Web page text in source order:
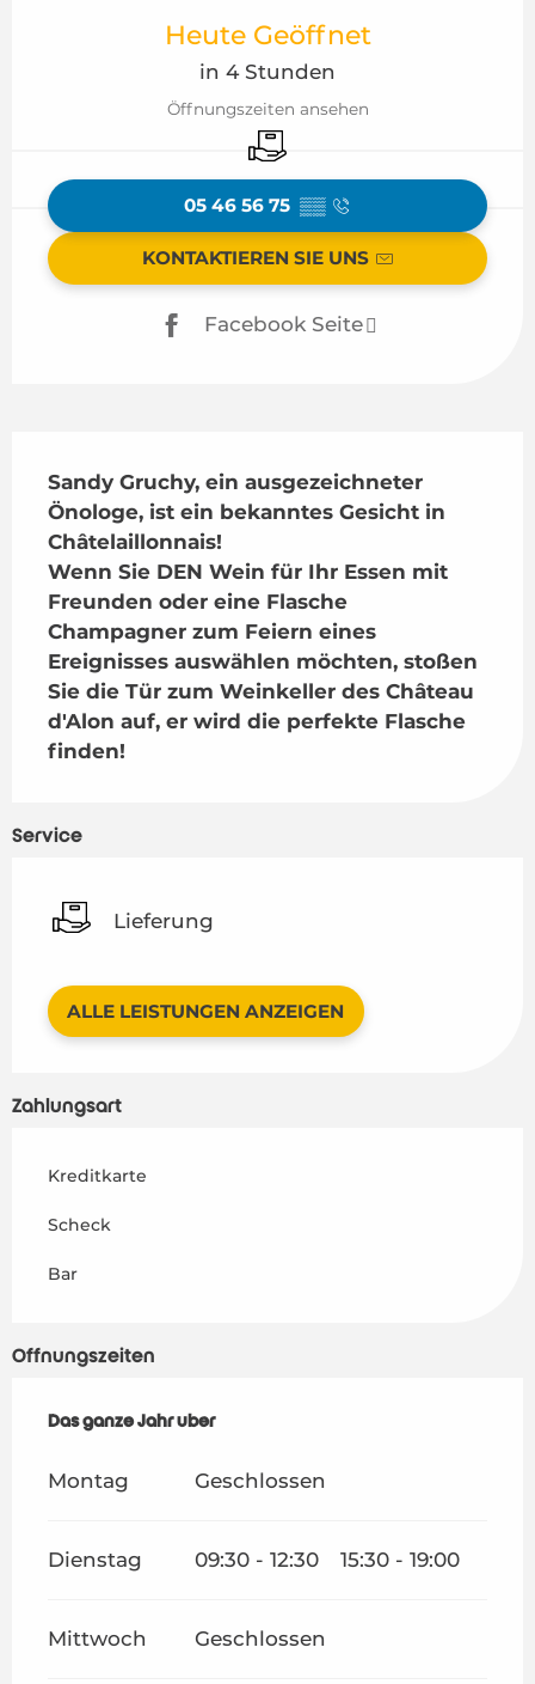
Heute Geöffnet
in 4 Stunden
Öffnungszeiten ansehen
Lieferung
05 46 56 75 ▒▒
KONTAKTIEREN SIE UNS
Facebook Seite
Sandy Gruchy, ein ausgezeichneter
Önologe, ist ein bekanntes Gesicht in
Châtelaillonnais!
Wenn Sie DEN Wein für Ihr Essen mit
Freunden oder eine Flasche
Champagner zum Feiern eines
Ereignisses auswählen möchten, stoßen
Sie die Tür zum Weinkeller des Château
d'Alon auf, er wird die perfekte Flasche
finden!
Service
Lieferung
ALLE LEISTUNGEN ANZEIGEN
Zahlungsart
Kreditkarte
Scheck
Bar
Öffnungszeiten
Das ganze Jahr über
Das ganze Jahr über
Montag Geschlossen
Dienstag 09:30 - 12:30 15:30 - 19:00
Mittwoch Geschlossen